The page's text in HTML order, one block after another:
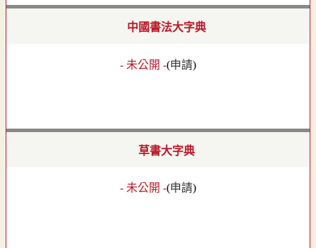
中國書法大字典
- 未公開 -(申請)
草書大字典
- 未公開 -(申請)